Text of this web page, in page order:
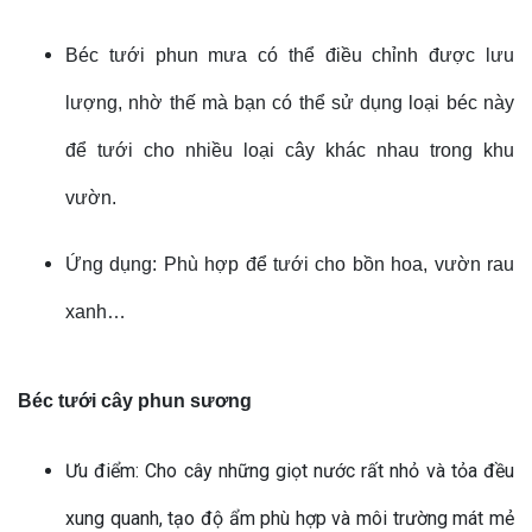
Béc tưới phun mưa có thể điều chỉnh được lưu
lượng, nhờ thế mà bạn có thể sử dụng loại béc này
để tưới cho nhiều loại cây khác nhau trong khu
vườn.
Ứng dụng: Phù hợp để tưới cho bồn hoa, vườn rau
xanh…
Béc tưới cây phun sương
Ưu điểm: Cho cây những giọt nước rất nhỏ và tỏa đều
xung quanh, tạo độ ẩm phù hợp và môi trường mát mẻ